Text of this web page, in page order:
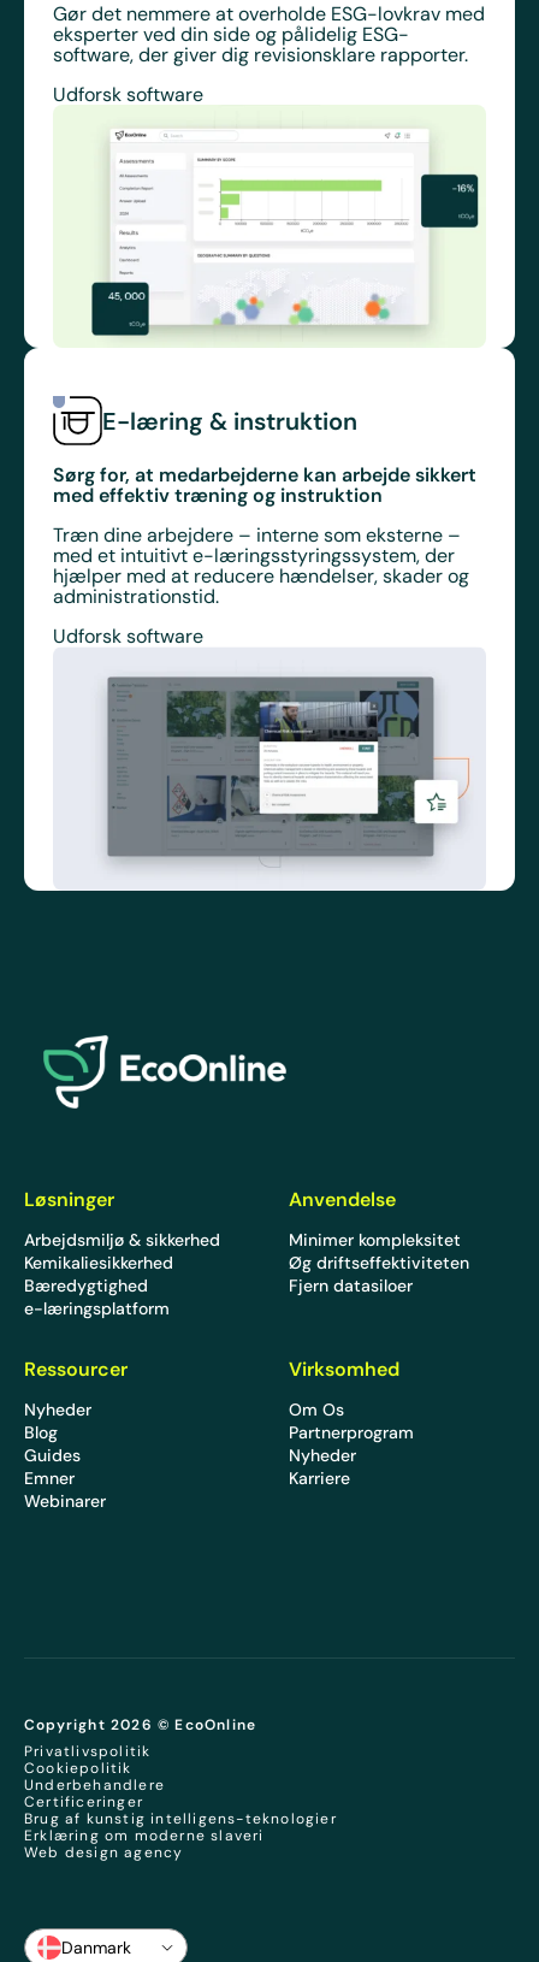
Gør det nemmere at overholde ESG-lovkrav med
eksperter ved din side og pålidelig ESG-
software, der giver dig revisionsklare rapporter.
Udforsk software
E-læring & instruktion
Sørg for, at medarbejderne kan arbejde sikkert
med effektiv træning og instruktion
Træn dine arbejdere – interne som eksterne –
med et intuitivt e-læringsstyringssystem, der
hjælper med at reducere hændelser, skader og
administrationstid.
Udforsk software
Løsninger
Arbejdsmiljø & sikkerhed
Kemikaliesikkerhed
Bæredygtighed
e-læringsplatform
Anvendelse
Minimer kompleksitet
Øg driftseffektiviteten
Fjern datasiloer
Ressourcer
Nyheder
Blog
Guides
Emner
Webinarer
Virksomhed
Om Os
Partnerprogram
Nyheder
Karriere
Copyright 2026 © EcoOnline
Privatlivspolitik
Cookiepolitik
Underbehandlere
Certificeringer
Brug af kunstig intelligens-teknologier
Erklæring om moderne slaveri
Web design agency
Danmark